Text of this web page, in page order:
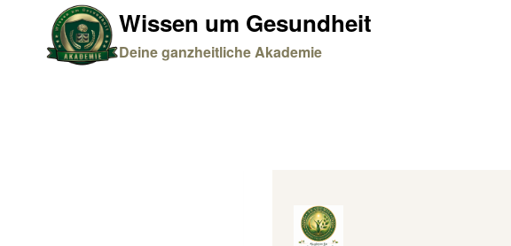
springen
Wissen um Gesundheit
Deine ganzheitliche Akademie